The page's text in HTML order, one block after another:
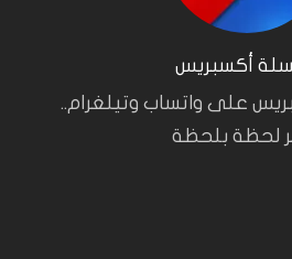
أكسبريس
على واتساب وتيلغرام..
لحظة بلحظة